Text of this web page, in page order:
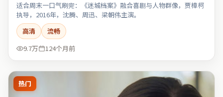
适合周末一口气刷完：《迷城档案》融合喜剧与人物群像，贾樟柯
执导，2016年，沈腾、周迅、梁朝伟主演。
高清
流畅
9.7万
124个月前
热门